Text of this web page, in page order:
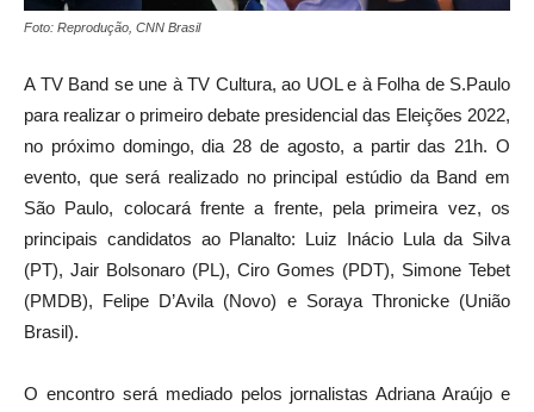
Foto: Reprodução, CNN Brasil
A TV Band se une à TV Cultura, ao UOL e à Folha de S.Paulo
para realizar o primeiro debate presidencial das Eleições 2022,
no próximo domingo, dia 28 de agosto, a partir das 21h. O
evento, que será realizado no principal estúdio da Band em
São Paulo, colocará frente a frente, pela primeira vez, os
principais candidatos ao Planalto: Luiz Inácio Lula da Silva
(PT), Jair Bolsonaro (PL), Ciro Gomes (PDT), Simone Tebet
(PMDB), Felipe D’Avila (Novo) e Soraya Thronicke (União
Brasil).
O encontro será mediado pelos jornalistas Adriana Araújo e